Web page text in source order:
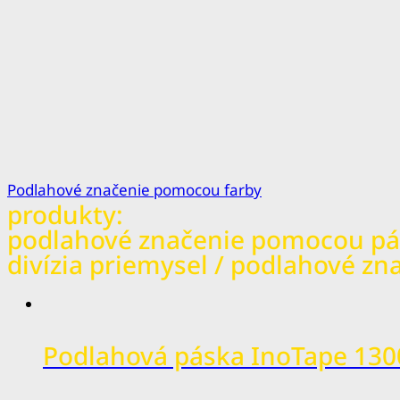
Podlahové značenie pomocou farby
produkty:
podlahové značenie pomocou
divízia priemysel / podlahové
Podlahová páska InoTape